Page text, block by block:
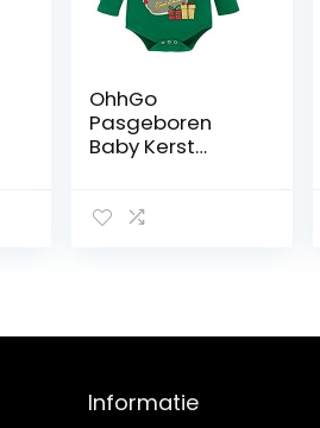
OhhGo
Pasgeboren
Baby Kerst
Vrolijk Kerstfeest
Jongens
Informatie